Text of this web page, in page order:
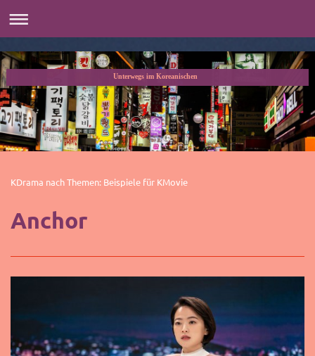
Unterwegs im Koreanischen
KDrama nach Themen: Beispiele für KMovie
Anchor